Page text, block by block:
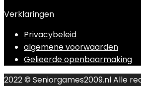
Verklaringen
Privacybeleid
algemene voorwaarden
Gelieerde openbaarmaking
2022 © Seniorgames2009.nl Alle